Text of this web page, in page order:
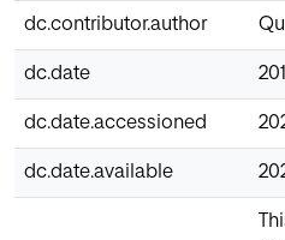
dc.contributor.author
dc.date
dc.date.accessioned
dc.date.available